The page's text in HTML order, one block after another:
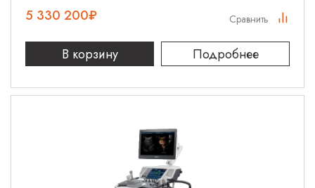
5 330 200₽
В корзину Подробнее
Сравнить